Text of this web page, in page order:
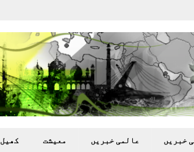
خبريں عالمی خبريں معيشت کھيل